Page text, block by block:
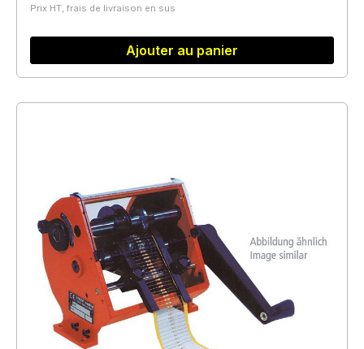
Prix HT, frais de livraison en sus
Ajouter au panier